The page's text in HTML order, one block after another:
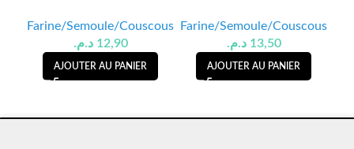
Farine/Semoule/Couscous
12,90 د.م.
AJOUTER AU PANIER
Farine/Semoule/Couscous
13,50 د.م.
AJOUTER AU PANIER